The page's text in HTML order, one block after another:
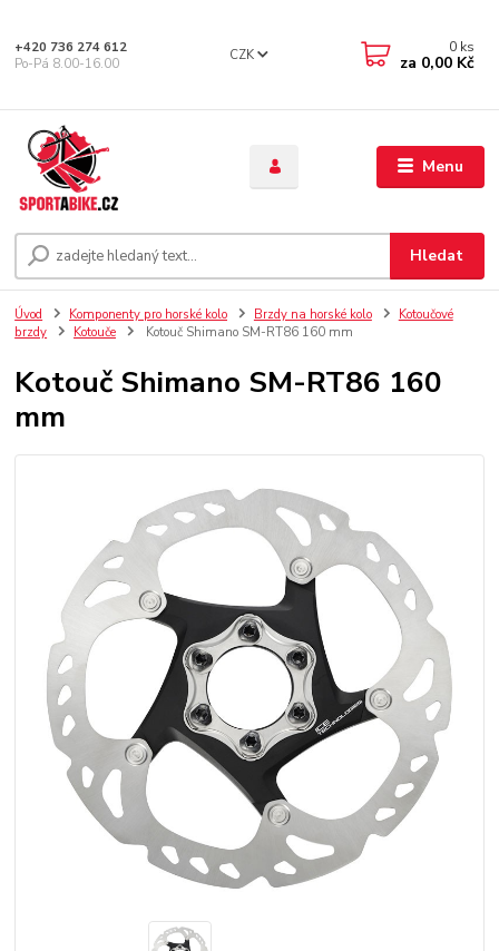
Menu
CZK
Hledat
+420 736 274 612
Po-Pá 8.00-16.00
0 ks
za 0,00 Kč
Úvod Komponenty pro horské kolo Brzdy na horské kolo
Kotoučové
brzdy
Kotouče Kotouč Shimano SM-RT86 160 mm
Kotouč Shimano SM-RT86 160
mm